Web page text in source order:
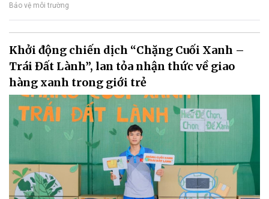
Bảo vệ môi trường
Khởi động chiến dịch “Chặng Cuối Xanh –
Trái Đất Lành”, lan tỏa nhận thức về giao
hàng xanh trong giới trẻ